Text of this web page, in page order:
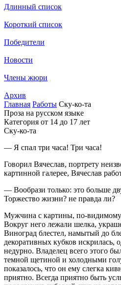
Длинный список
Короткий список
Победители
Новости
Члены жюри
Архив
Главная Работы Ску-ко-та
Проза на русском языке
Категория от 14 до 17 лет
Ску-ко-та
— Я спал три часа! Три часа!
Говорил Вячеслав, портрету
картинной галерее, Вячеслав
— Вообрази только: это больше
Торжество жизни? не правда ли?
Мужчина с картины, по-видимому
Вокруг него лежали шелка,
Виноград блестел, намытый до
декоративных кубков искрилась,
недурно. Владелец всего этого
темной щетиной и холодными
показалось, что он ему слегка
приятно. Всегда приятно быть